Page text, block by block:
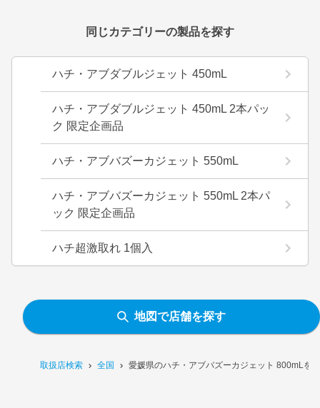
取扱店検索 全国 愛媛県のハチ・アブバズーカジェット 800mLを
同じカテゴリーの製品を探す
ハチ・アブダブルジェット 450mL
ハチ・アブダブルジェット 450mL 2本パッ
ク 限定企画品
ハチ・アブバズーカジェット 550mL
ハチ・アブバズーカジェット 550mL 2本パ
ック 限定企画品
ハチ超激取れ 1個入
地図で店舗を探す